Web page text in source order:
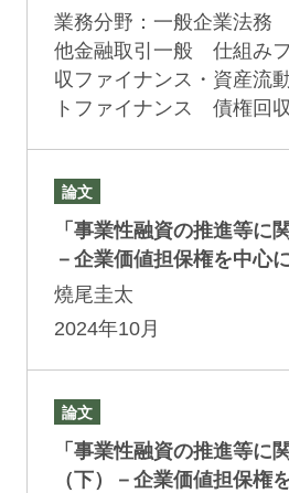
業務分野：一般企業法務
他金融取引一般 仕組み
収ファイナンス・資産流
トファイナンス 債権回
論文
「事業性融資の推進等に
－企業価値担保権を中心に
燒尾圭太
2024年10月
論文
「事業性融資の推進等に
（下）－企業価値担保権